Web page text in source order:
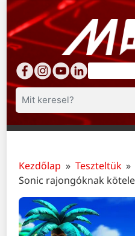
Keresés
Kezdőlap » Teszteltük»
Sonic rajongóknak